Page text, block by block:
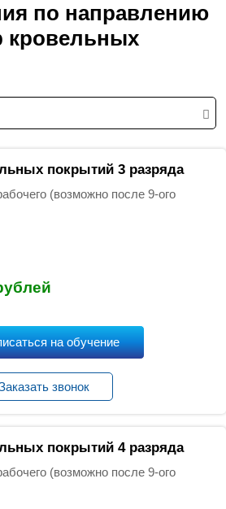
по направлению
кровельных
покрытий 3 разряда
(возможно после 9-ого
на обучение
звонок
покрытий 4 разряда
(возможно после 9-ого